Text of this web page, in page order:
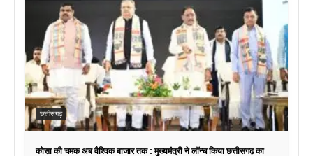
छत्तीसगढ़
कोसा की चमक अब वैश्विक बाजार तक : मुख्यमंत्री ने लॉन्च किया छत्तीसगढ़ का